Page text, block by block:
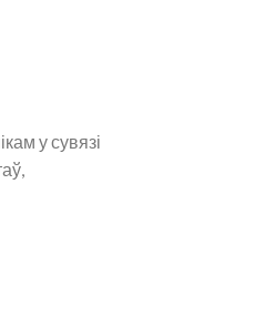
у сувязі